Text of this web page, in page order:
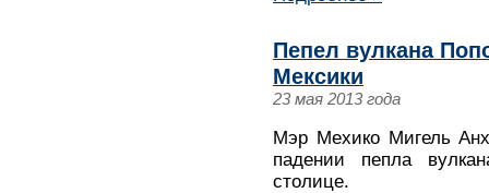
Пепел вулкана
Мексики
23 мая 2013 года
Мэр Мехико Мигель
падении пепла
столице.